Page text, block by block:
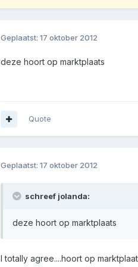
Geplaatst: 17 oktober 2012
deze hoort op marktplaats
Quote
Geplaatst: 17 oktober 2012
schreef jolanda:
deze hoort op marktplaats
I totally agree....hoort op